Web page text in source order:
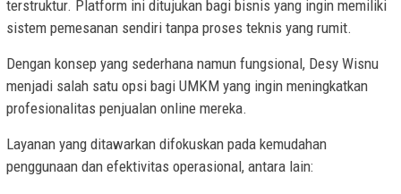
terstruktur. Platform ini ditujukan bagi bisnis yang ingin memiliki
sistem pemesanan sendiri tanpa proses teknis yang rumit.
Dengan konsep yang sederhana namun fungsional, Desy Wisnu
menjadi salah satu opsi bagi UMKM yang ingin meningkatkan
profesionalitas penjualan online mereka.
Layanan yang ditawarkan difokuskan pada kemudahan
penggunaan dan efektivitas operasional, antara lain: